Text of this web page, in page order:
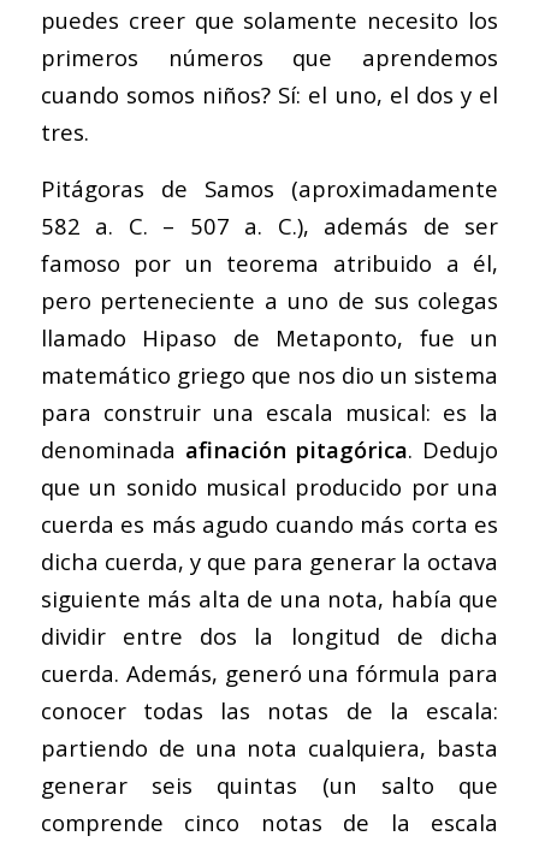
puedes creer que solamente necesito los
primeros números que aprendemos
cuando somos niños? Sí: el uno, el dos y el
tres.
Pitágoras de Samos (aproximadamente
582 a. C. – 507 a. C.), además de ser
famoso por un teorema atribuido a él,
pero perteneciente a uno de sus colegas
llamado Hipaso de Metaponto, fue un
matemático griego que nos dio un sistema
para construir una escala musical: es la
denominada afinación pitagórica. Dedujo
que un sonido musical producido por una
cuerda es más agudo cuando más corta es
dicha cuerda, y que para generar la octava
siguiente más alta de una nota, había que
dividir entre dos la longitud de dicha
cuerda. Además, generó una fórmula para
conocer todas las notas de la escala:
partiendo de una nota cualquiera, basta
generar seis quintas (un salto que
comprende cinco notas de la escala